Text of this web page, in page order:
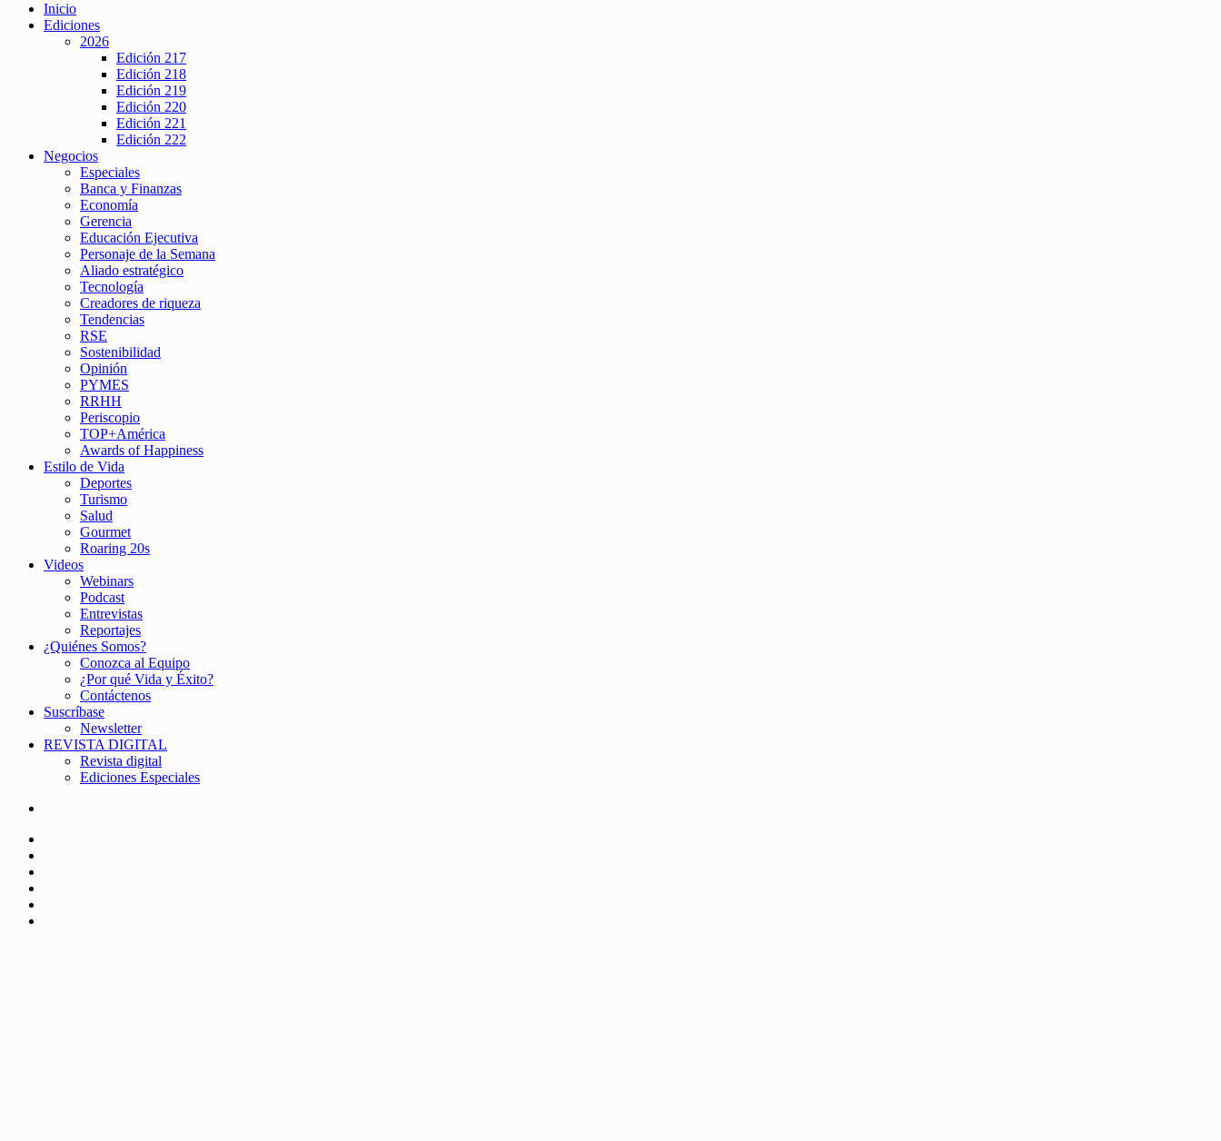
Inicio
Ediciones
2026
Edición 217
Edición 218
Edición 219
Edición 220
Edición 221
Edición 222
Negocios
Especiales
Banca y Finanzas
Economía
Gerencia
Educación Ejecutiva
Personaje de la Semana
Aliado estratégico
Tecnología
Creadores de riqueza
Tendencias
RSE
Sostenibilidad
Opinión
PYMES
RRHH
Periscopio
TOP+América
Awards of Happiness
Estilo de Vida
Deportes
Turismo
Salud
Gourmet
Roaring 20s
Videos
Webinars
Podcast
Entrevistas
Reportajes
¿Quiénes Somos?
Conozca al Equipo
¿Por qué Vida y Éxito?
Contáctenos
Suscríbase
Newsletter
REVISTA DIGITAL
Revista digital
Ediciones Especiales